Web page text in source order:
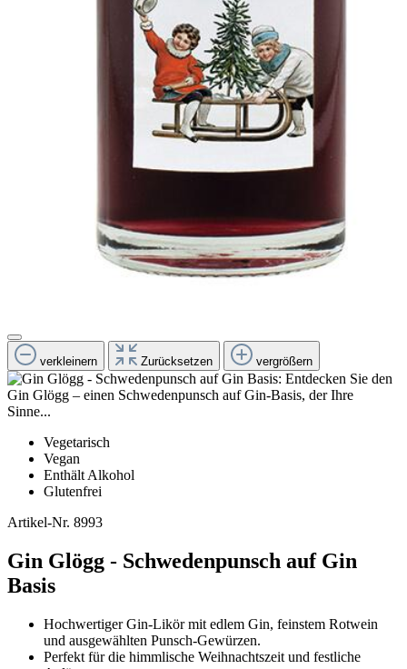
verkleinern Zurücksetzen vergrößern
Vegetarisch
Vegan
Enthält Alkohol
Glutenfrei
Artikel-Nr. 8993
Gin Glögg - Schwedenpunsch auf Gin
Basis
Hochwertiger Gin-Likör mit edlem Gin, feinstem Rotwein
und ausgewählten Punsch-Gewürzen.
Perfekt für die himmlische Weihnachtszeit und festliche